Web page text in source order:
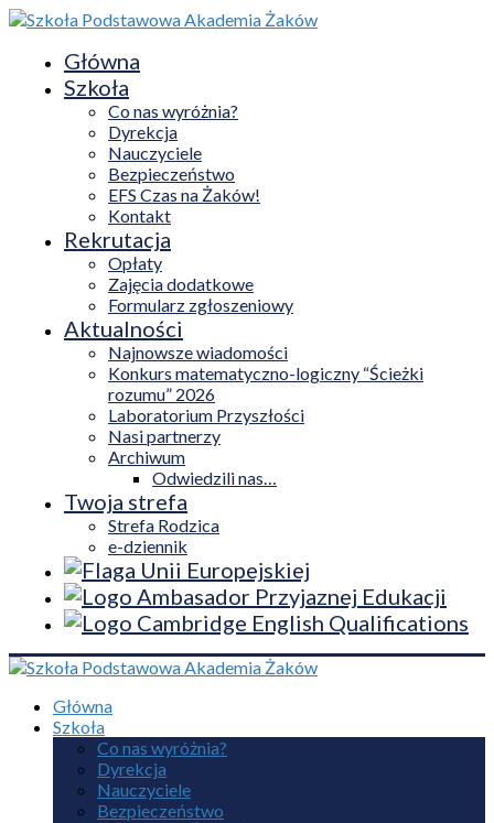
Główna
Szkoła
Co nas wyróżnia?
Dyrekcja
Nauczyciele
Bezpieczeństwo
EFS Czas na Żaków!
Kontakt
Rekrutacja
Opłaty
Zajęcia dodatkowe
Formularz zgłoszeniowy
Aktualności
Najnowsze wiadomości
Konkurs matematyczno-logiczny “Ścieżki
rozumu” 2026
Laboratorium Przyszłości
Nasi partnerzy
Archiwum
Odwiedzili nas…
Twoja strefa
Strefa Rodzica
e-dziennik
Główna
Szkoła
Co nas wyróżnia?
Dyrekcja
Nauczyciele
Bezpieczeństwo